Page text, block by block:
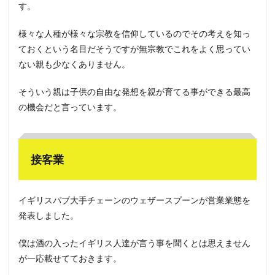
す。
様々な人種が様々な宗教を信仰しているのでその考えを知っ
ておくという名目だそうですが無宗教でこれをよく思ってい
ない親も少なくありません。
そういう親は子供の自由な発想を親が育てる事ができる最高
の機会だと言っています。
接客業
イギリスパブ大手チェーンのウェザースプーンが営業業態を
発表しました。
僕は酒の入ったイギリス人達が言う事を聞くとは思えません
が一応載せてておきます。